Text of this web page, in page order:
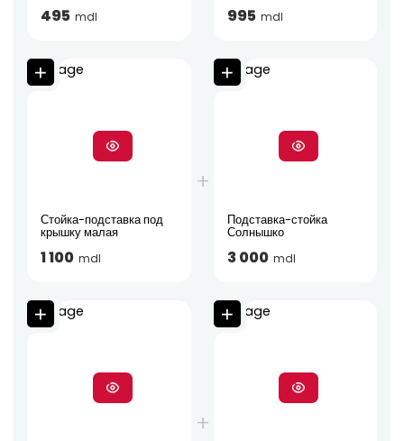
495 mdl 995 mdl
Стойка-подставка под
крышку малая
1 100 mdl
Подставка-стойка
Солнышко
3 000 mdl